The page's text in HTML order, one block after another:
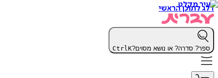
דלג לתוכן הראשי
ספר? סדרה? או נושא מסוים? CtrlK